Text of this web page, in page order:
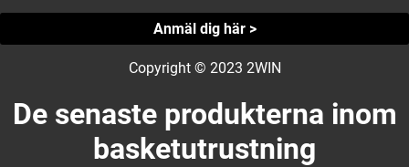
Anmäl dig här >
Copyright © 2023 2WIN
De senaste produkterna inom
basketutrustning